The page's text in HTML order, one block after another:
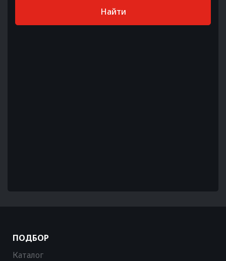
Найти
ПОДБОР
Каталог